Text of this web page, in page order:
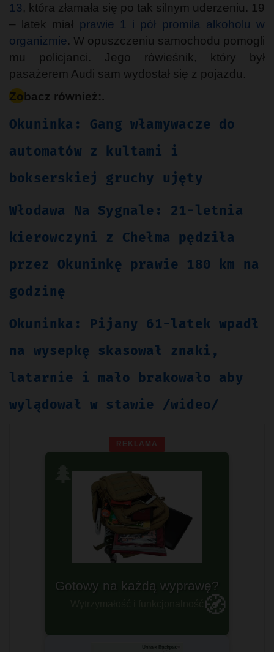
13, która złamała się po tak silnym uderzeniu. 19
– latek miał prawie 1 i pół promila alkoholu w
organizmie. W opuszczeniu samochodu pomogli
mu policjanci. Jego rówieśnik, który był
pasażerem Audi sam wydostał się z pojazdu.
Zobacz również:.
Okuninka: Gang włamywacze do
automatów z kultami i
bokserskiej gruchy ujęty
Włodawa Na Sygnale: 21-letnia
kierowczyni z Chełma pędziła
przez Okuninkę prawie 180 km na
godzinę
Okuninka: Pijany 61-latek wpadł
na wysepkę skasował znaki,
latarnie i mało brakowało aby
wylądował w stawie /wideo/
REKLAMA
🌲
🧭
Plecaki militarne